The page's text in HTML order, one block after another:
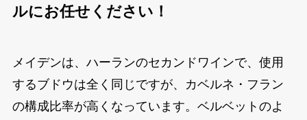
ルにお任せください！
メイデンは、ハーランのセカンドワインで、使用
するブドウは全く同じですが、カベルネ・フラン
の構成比率が高くなっています。ベルベットのよ